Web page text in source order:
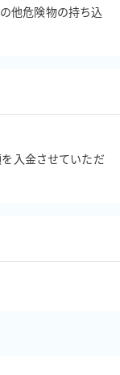
いたします。
ます。
他危険物の持ち込
入金させていただ